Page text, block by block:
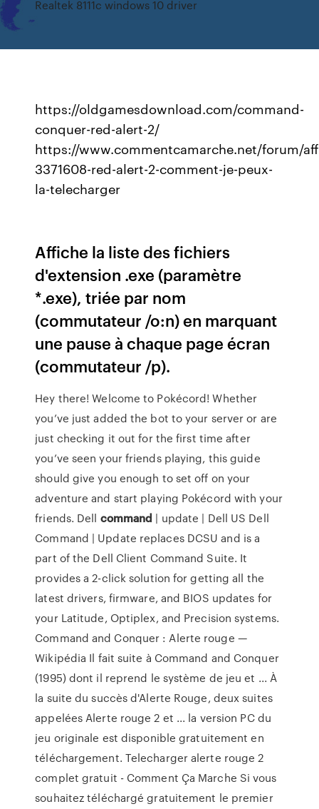
Realtek 8111c windows 10 driver
https://oldgamesdownload.com/command-
conquer-red-alert-2/
https://www.commentcamarche.net/forum/
3371608-red-alert-2-comment-je-peux-
la-telecharger
Affiche la liste des fichiers
d'extension .exe (paramètre
*.exe), triée par nom
(commutateur /o:n) en marquant
une pause à chaque page écran
(commutateur /p).
Hey there! Welcome to Pokécord! Whether
you’ve just added the bot to your server or are
just checking it out for the first time after
you’ve seen your friends playing, this guide
should give you enough to set off on your
adventure and start playing Pokécord with your
friends. Dell command | update | Dell US Dell
Command | Update replaces DCSU and is a
part of the Dell Client Command Suite. It
provides a 2-click solution for getting all the
latest drivers, firmware, and BIOS updates for
your Latitude, Optiplex, and Precision systems.
Command and Conquer : Alerte rouge —
Wikipédia Il fait suite à Command and Conquer
(1995) dont il reprend le système de jeu et ... À
la suite du succès d'Alerte Rouge, deux suites
appelées Alerte rouge 2 et ... la version PC du
jeu originale est disponible gratuitement en
téléchargement. Telecharger alerte rouge 2
complet gratuit - Comment Ça Marche Si vous
souhaitez téléchargé gratuitement le premier